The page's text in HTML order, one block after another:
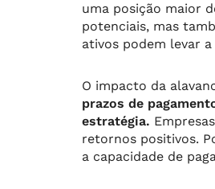
uma posição maior
potenciais, mas
ativos podem levar
O impacto da
prazos de
estratégia.
retornos positivos.
a capacidade de